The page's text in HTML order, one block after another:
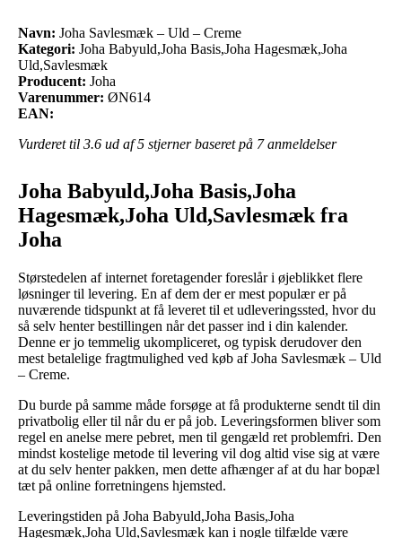
Navn: Joha Savlesmæk – Uld – Creme
Kategori: Joha Babyuld,Joha Basis,Joha Hagesmæk,Joha
Uld,Savlesmæk
Producent: Joha
Varenummer: ØN614
EAN:
Vurderet til 3.6 ud af 5 stjerner baseret på 7anmeldelser
Joha Babyuld,Joha Basis,Joha
Hagesmæk,Joha Uld,Savlesmæk fra
Joha
Størstedelen af internet foretagender foreslår i øjeblikket flere
løsninger til levering. En af dem der er mest populær er på
nuværende tidspunkt at få leveret til et udleveringssted, hvor du
så selv henter bestillingen når det passer ind i din kalender.
Denne er jo temmelig ukompliceret, og typisk derudover den
mest betalelige fragtmulighed ved køb af Joha Savlesmæk – Uld
– Creme.
Du burde på samme måde forsøge at få produkterne sendt til din
privatbolig eller til når du er på job. Leveringsformen bliver som
regel en anelse mere pebret, men til gengæld ret problemfri. Den
mindst kostelige metode til levering vil dog altid vise sig at være
at du selv henter pakken, men dette afhænger af at du har bopæl
tæt på online forretningens hjemsted.
Leveringstiden på Joha Babyuld,Joha Basis,Joha
Hagesmæk,Joha Uld,Savlesmæk kan i nogle tilfælde være